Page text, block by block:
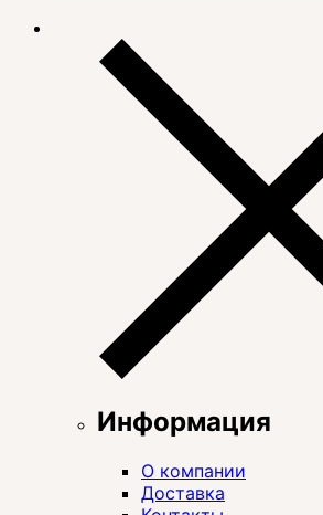
Информация
О компании
Доставка